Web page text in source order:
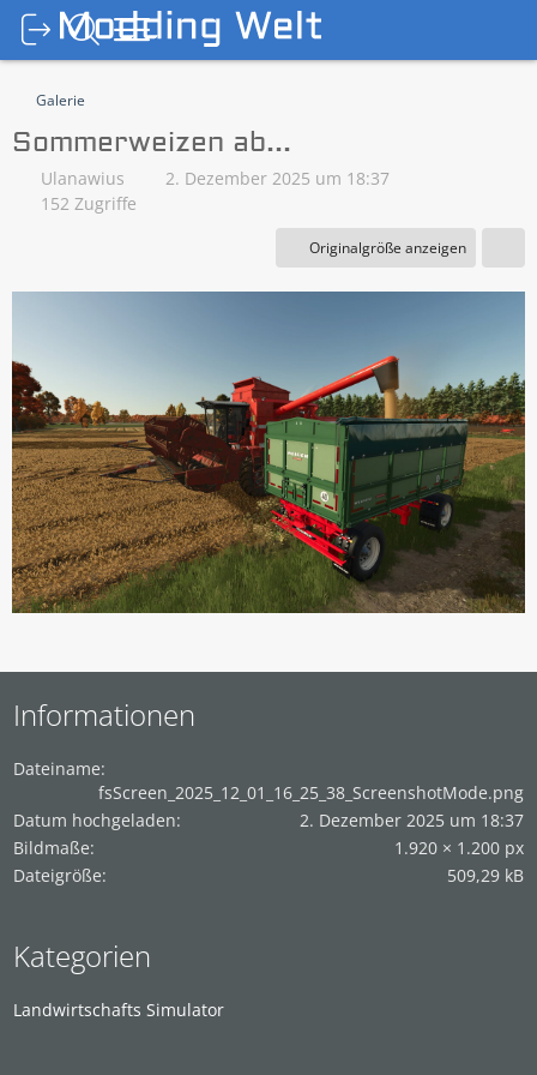
Galerie
Sommerweizen ab...
Ulanawius
2. Dezember 2025 um 18:37
152 Zugriffe
Originalgröße anzeigen
Informationen
Dateiname
fsScreen_2025_12_01_16_25_38_ScreenshotMode.png
Datum hochgeladen
2. Dezember 2025 um 18:37
Bildmaße
1.920 × 1.200 px
Dateigröße
509,29 kB
Kategorien
Landwirtschafts Simulator